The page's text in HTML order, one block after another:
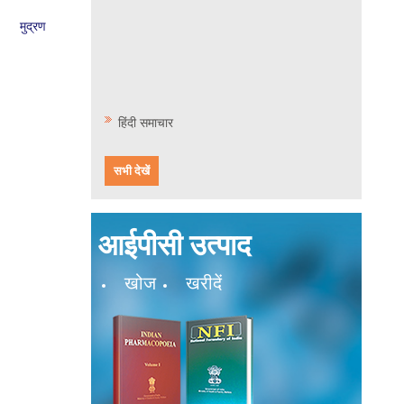
मुद्रण
हिंदी समाचार
सभी देखें
आईपीसी उत्पाद
खोज खरीदें